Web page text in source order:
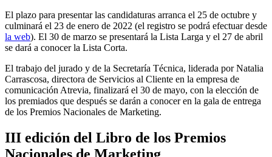
El plazo para presentar las candidaturas arranca el 25 de octubre y
culminará el 23 de enero de 2022 (el registro se podrá efectuar desde
la web). El 30 de marzo se presentará la Lista Larga y el 27 de abril
se dará a conocer la Lista Corta.
El trabajo del jurado y de la Secretaría Técnica, liderada por Natalia
Carrascosa, directora de Servicios al Cliente en la empresa de
comunicación Atrevia, finalizará el 30 de mayo, con la elección de
los premiados que después se darán a conocer en la gala de entrega
de los Premios Nacionales de Marketing.
III edición del Libro de los Premios
Nacionales de Marketing